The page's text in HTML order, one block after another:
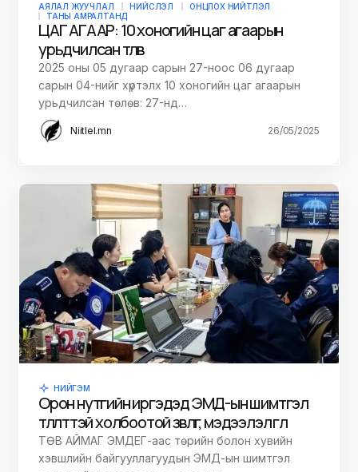
АЯЛАЛ ЖУУЧЛАЛ НИЙСЛЭЛ
ОНЦЛОХ НИЙТЛЭЛ
ТАНЫ АМРАЛТАНД
ЦАГ АГААР: 10 хоногийн цаг агаарын
урьдчилсан төлөв
2025 оны 05 дугаар сарын 27-ноос 06 дугаар
сарын 04-нийг хүртэлх 10 хоногийн цаг агаарын
урьдчилсан төлөв: 27-нд…
Niitlel.mn 26/05/2025
НИЙГЭМ
Орон нутгийн иргэдэд ЭМД-ын шимтгэл
төлөлттэй холбоотой зөвлөгөө, мэдээлэл өглөө
ТӨВ АЙМАГ ЭМДЕГ-аас төрийн болон хувийн
хэвшлийн байгууллагуудын ЭМД-ын шимтгэл